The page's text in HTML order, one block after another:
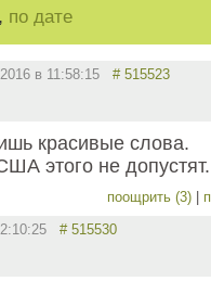
, по дате
в 11:58:15 # 515523
красивые слова.
этого не допустят.
поощрить (3)
# 515530